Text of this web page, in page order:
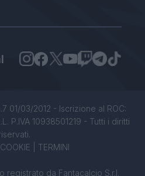
01/03/2012 - Iscrizione al ROC:
P.IVA 10938501219 - Tutti i diritti
COOKIE TERMINI
registrato da Fantacalcio S.r.l.